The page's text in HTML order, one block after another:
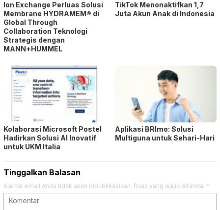
Ion Exchange Perluas Solusi
Membrane HYDRAMEM® di
Global Through
Collaboration Teknologi
Strategis dengan
MANN+HUMMEL
TikTok Menonaktifkan 1,7
Juta Akun Anak di Indonesia
Kolaborasi Microsoft Postel
Hadirkan Solusi AI Inovatif
untuk UKM Italia
Aplikasi BRImo: Solusi
Multiguna untuk Sehari-Hari
Tinggalkan Balasan
Alamat email Anda tidak akan dipublikasikan. Ruas yang wajib ditandai *